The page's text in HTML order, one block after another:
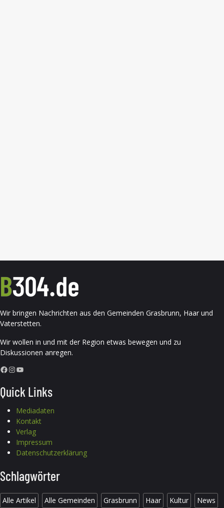
Wir bringen Nachrichten aus den Gemeinden Grasbrunn, Haar und
Vaterstetten.
Wir wollen in und mit der Region etwas bewegen und zu
Diskussionen anregen.
Facebook InstagramYouTube
Quick Links
Mediadaten
Kontakt
Verlag
Impressum
Datenschutzerklärung
Schlagwörter
Alle Artikel Alle Gemeinden Grasbrunn Haar Kultur News